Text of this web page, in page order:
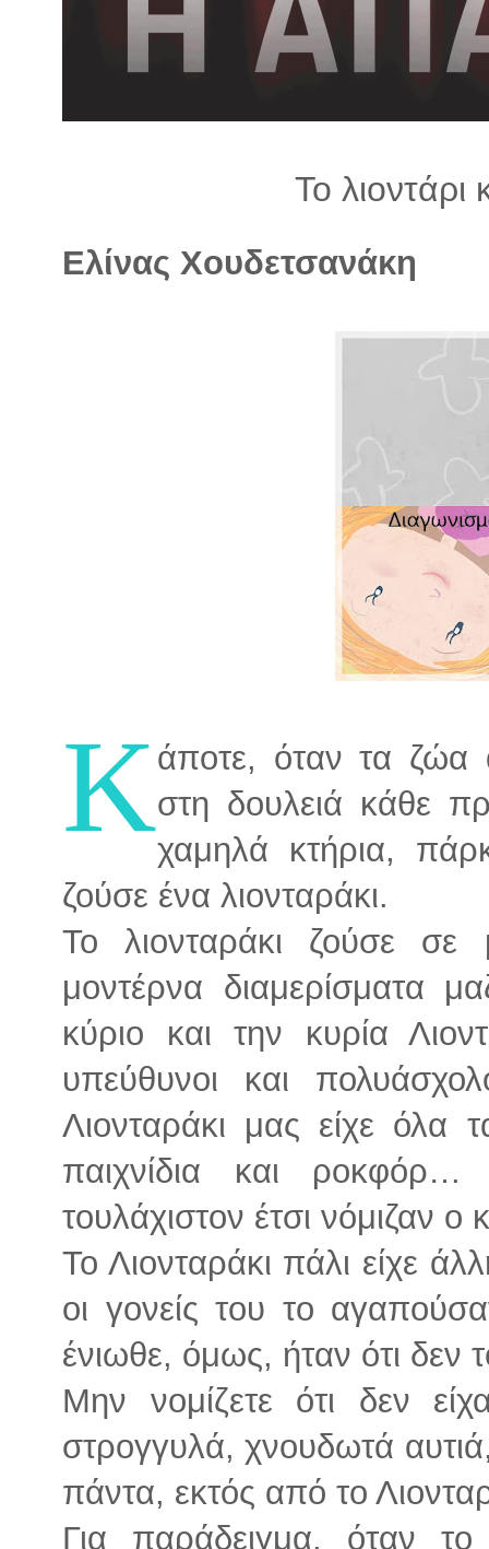
Το
Ελίνας Χουδετσανάκη
Κάποτε, όταν τα ζώα
στη δουλειά κάθε
χαμηλά κτήρια,
ζούσε ένα λιονταράκι.
Το λιονταράκι ζούσε σε
μοντέρνα διαμερίσματα
κύριο και την κυρία
υπεύθυνοι και
Λιονταράκι μας είχε όλα
παιχνίδια και
τουλάχιστον έτσι νόμιζαν ο
Το Λιονταράκι πάλι είχε
οι γονείς του το
ένιωθε, όμως, ήταν ότι δεν
Μην νομίζετε ότι δεν
στρογγυλά, χνουδωτά
πάντα, εκτός από το
Για παράδειγμα, όταν το